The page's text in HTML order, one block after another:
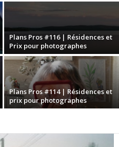
Plans Pros #116 | Résidences et
Prix pour photographes
Plans Pros #114 | Résidences et
prix pour photographes